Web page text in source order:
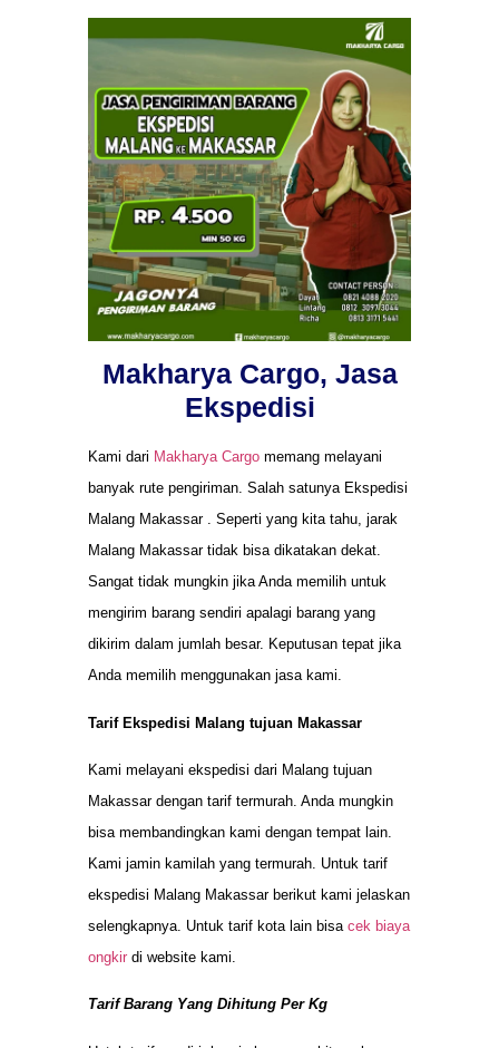
Makharya Cargo, Jasa
Ekspedisi
Kami dari Makharya Cargo memang melayani
banyak rute pengiriman. Salah satunya Ekspedisi
Malang Makassar . Seperti yang kita tahu, jarak
Malang Makassar tidak bisa dikatakan dekat.
Sangat tidak mungkin jika Anda memilih untuk
mengirim barang sendiri apalagi barang yang
dikirim dalam jumlah besar. Keputusan tepat jika
Anda memilih menggunakan jasa kami.
Tarif Ekspedisi Malang tujuan Makassar
Kami melayani ekspedisi dari Malang tujuan
Makassar dengan tarif termurah. Anda mungkin
bisa membandingkan kami dengan tempat lain.
Kami jamin kamilah yang termurah. Untuk tarif
ekspedisi Malang Makassar berikut kami jelaskan
selengkapnya. Untuk tarif kota lain bisa cek biaya
ongkir di website kami.
Tarif Barang Yang Dihitung Per Kg